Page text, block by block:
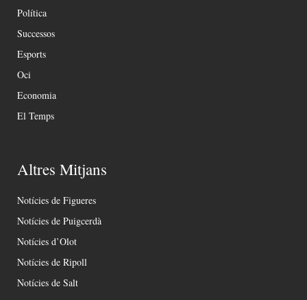
Política
Successos
Esports
Oci
Economia
El Temps
Altres Mitjans
Notícies de Figueres
Notícies de Puigcerdà
Notícies d’Olot
Notícies de Ripoll
Notícies de Salt